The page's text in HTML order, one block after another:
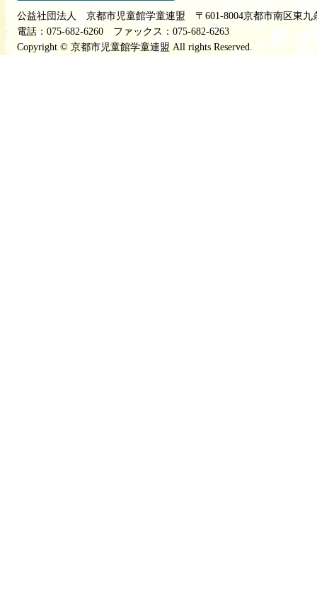
公益社団法人 京都市児童館学童連盟 〒601-8004京都市南区東九
電話：075-682-6260 ファックス：075-682-6263
Copyright © 京都市児童館学童連盟 All rights Reserved.